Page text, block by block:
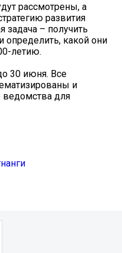
рассмотрены, а
развития
задача – получить
определить, какой они
летию.
30 июня. Все
и
ведомства для